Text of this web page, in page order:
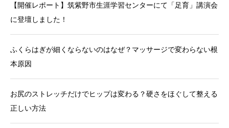
【開催レポート】筑紫野市生涯学習センターにて「足育」講演会
に登壇しました！
ふくらはぎが細くならないのはなぜ？マッサージで変わらない根
本原因
お尻のストレッチだけでヒップは変わる？硬さをほぐして整える
正しい方法